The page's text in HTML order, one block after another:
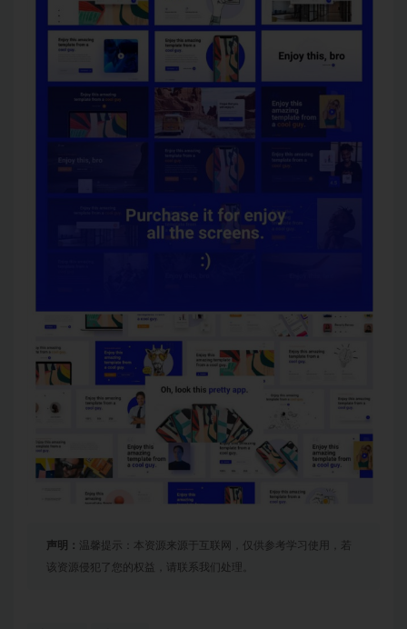
声明： 温馨提示：本资源来源于互联网，仅供参考学习使用，若
该资源侵犯了您的权益，请联系我们处理。